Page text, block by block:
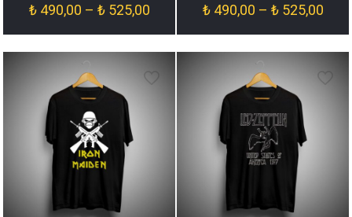
₺490,00 – ₺525,00Fiyat
₺ 490,00
-
₺490,00 – ₺525,00Fiyat
₺
-